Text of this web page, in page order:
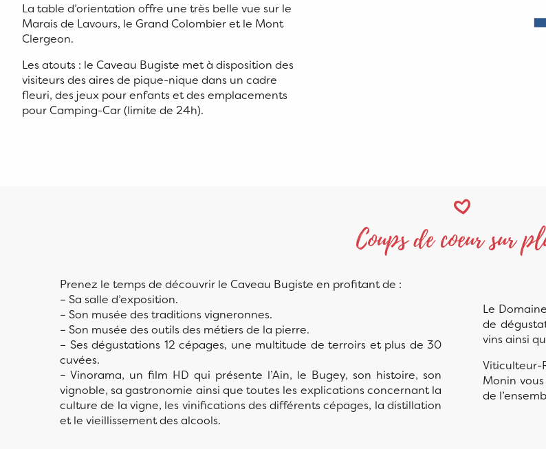
La table d’orientation offre une très belle vue sur le
Marais de Lavours, le Grand Colombier et le Mont
Clergeon.
Les atouts : le Caveau Bugiste met à disposition des
visiteurs des aires de pique-nique dans un cadre
fleuri, des jeux pour enfants et des emplacements
pour Camping-Car (limite de 24h).
Coups de coeur sur
Prenez le temps de découvrir le Caveau Bugiste en profitant de :
– Sa salle d’exposition.
– Son musée des traditions vigneronnes.
– Son musée des outils des métiers de la pierre.
– Ses dégustations 12 cépages, une multitude de terroirs et plus de 30
cuvées.
– Vinorama, un film HD qui présente l’Ain, le Bugey, son histoire, son
vignoble, sa gastronomie ainsi que toutes les explications concernant la
culture de la vigne, les vinifications des différents cépages, la distillation
et le vieillissement des alcools.
Le
de
vins ainsi
Monin
de